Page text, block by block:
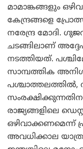
മാമാങ്കങ്ങളും
കേന്ദ്രങ്ങളെ
നരേന്ദ്ര മോദി.
ചടങ്ങിലാണ്
നടത്തിയത്.
സാമ്പത്തിക
പശ്ചാത്തലത്തിൽ,
രാജ്യങ്ങളിലെ
ഒഴിവാക്കണമെന്ന്
അവധിക്കാല